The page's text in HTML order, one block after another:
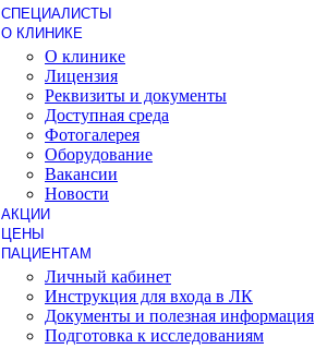
СПЕЦИАЛИСТЫ
О КЛИНИКЕ
О клинике
Лицензия
Реквизиты и документы
Доступная среда
Фотогалерея
Оборудование
Вакансии
Новости
АКЦИИ
ЦЕНЫ
ПАЦИЕНТАМ
Личный кабинет
Инструкция для входа в ЛК
Документы и полезная информация
Подготовка к исследованиям